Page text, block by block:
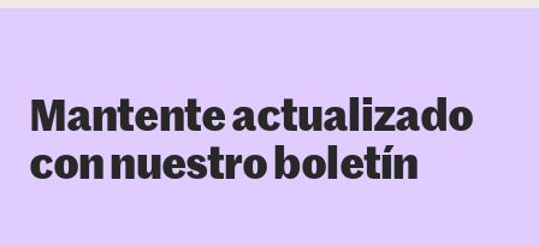
Mantente actualizado
con nuestro boletín